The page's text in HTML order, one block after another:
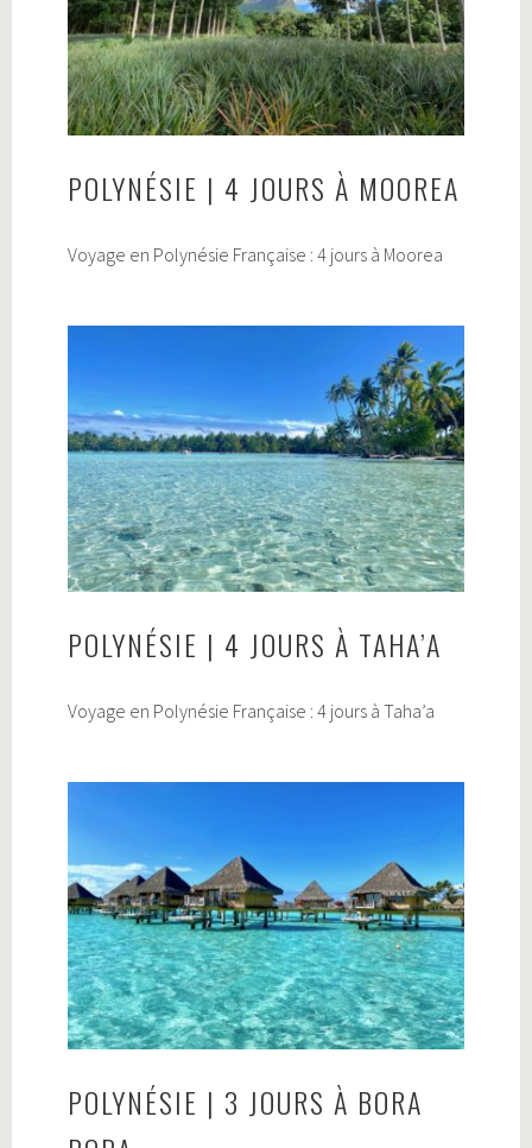
POLYNÉSIE | 4 JOURS À MOOREA
Voyage en Polynésie Française : 4 jours à Moorea
POLYNÉSIE | 4 JOURS À TAHA’A
Voyage en Polynésie Française : 4 jours à Taha’a
POLYNÉSIE | 3 JOURS À BORA